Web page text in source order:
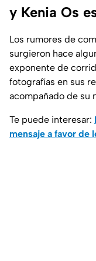
y Kenia Os
Los rumores de
surgieron hace
exponente de
fotografías en sus
acompañado de su
Te puede interesar:
mensaje a favor de